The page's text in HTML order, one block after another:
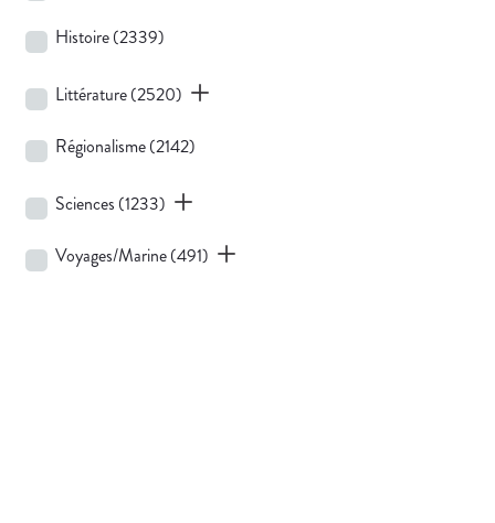
Histoire(2339)
Littérature(2520)
Régionalisme(2142)
Sciences (1233)
Voyages/Marine(491)